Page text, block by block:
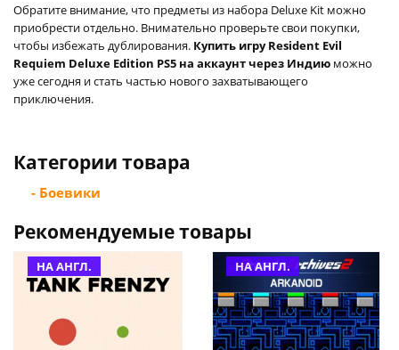
Обратите внимание, что предметы из набора Deluxe Kit можно
приобрести отдельно. Внимательно проверьте свои покупки,
чтобы избежать дублирования. Купить игру Resident Evil
Requiem Deluxe Edition PS5 на аккаунт через Индию можно
уже сегодня и стать частью нового захватывающего
приключения.
Категории товара
- Боевики
Рекомендуемые товары
НА АНГЛ. НА АНГЛ.